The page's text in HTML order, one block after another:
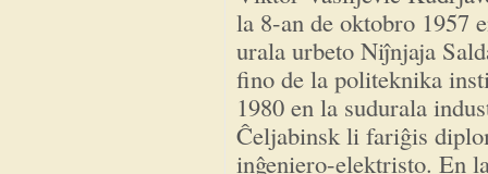
la 8-an de oktobro 1957
urala urbeto Niĵnjaja
fino de la politeknika
1980 en la sudurala
Ĉeljabinsk li fariĝis
inĝeniero-elektristo. En